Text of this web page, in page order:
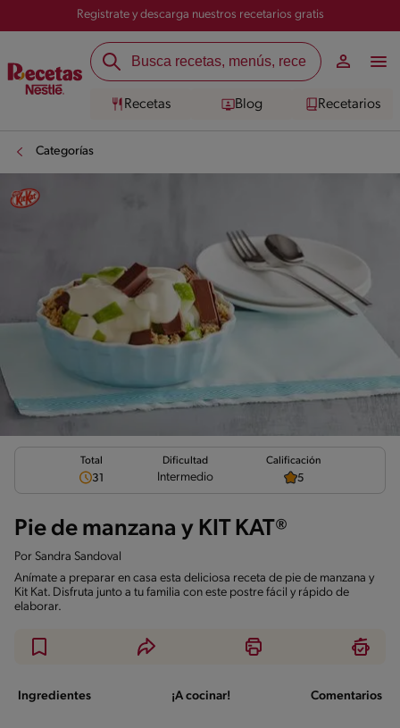
Registrate y descarga nuestros recetarios gratis
Recetas Blog Recetarios
Categorías
Total
31
Dificultad
Intermedio
Calificación
5
Pie de manzana y KIT KAT®
Por Sandra Sandoval
Anímate a preparar en casa esta deliciosa receta de pie de manzana y
Kit Kat. Disfruta junto a tu familia con este postre fácil y rápido de
elaborar.
Ingredientes ¡A cocinar! Comentarios